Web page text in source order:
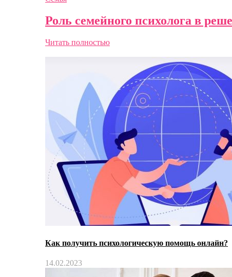
Роль семейного психолога в
Читать полностью
Как получить психологическую помощь онлайн?
14.02.2023